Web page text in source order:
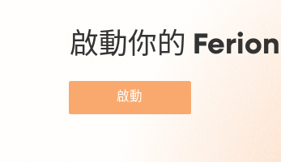
啟動你的 Ferion
啟動